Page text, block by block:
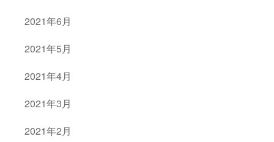
2021年6月
2021年5月
2021年4月
2021年3月
2021年2月